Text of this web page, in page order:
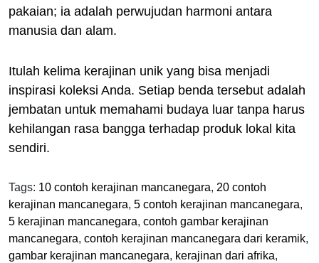
pakaian; ia adalah perwujudan harmoni antara
manusia dan alam.
Itulah kelima kerajinan unik yang bisa menjadi
inspirasi koleksi Anda. Setiap benda tersebut adalah
jembatan untuk memahami budaya luar tanpa harus
kehilangan rasa bangga terhadap produk lokal kita
sendiri.
Tags: 10 contoh kerajinan mancanegara, 20 contoh
kerajinan mancanegara, 5 contoh kerajinan mancanegara,
5 kerajinan mancanegara, contoh gambar kerajinan
mancanegara, contoh kerajinan mancanegara dari keramik,
gambar kerajinan mancanegara, kerajinan dari afrika,